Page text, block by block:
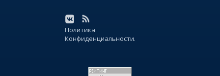
Политика
Конфиденциальности.